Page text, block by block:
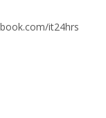
it24hrs